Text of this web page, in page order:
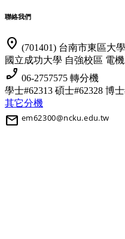
聯絡我們
location_on (701401) 台南市東區大
國立成功大學 自強校區 電
phone_enabled 06-2757575 轉分機
學士#62313 碩士#62328 博
其它分機
mail